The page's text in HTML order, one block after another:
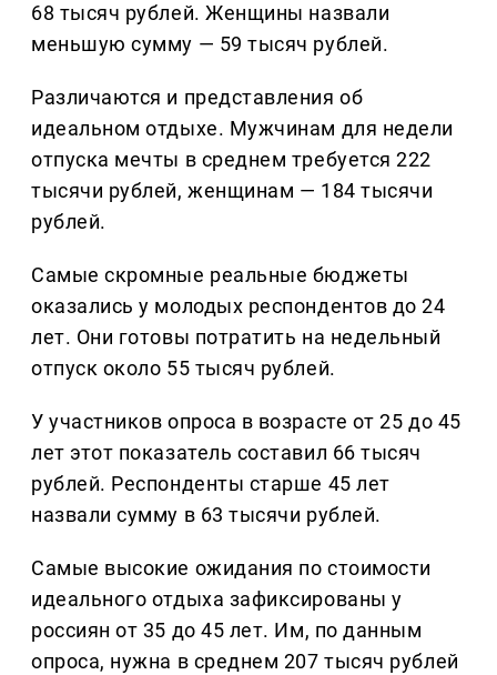
68 тысяч рублей. Женщины назвали
меньшую сумму — 59 тысяч рублей.
Различаются и представления об
идеальном отдыхе. Мужчинам для недели
отпуска мечты в среднем требуется 222
тысячи рублей, женщинам — 184 тысячи
рублей.
Самые скромные реальные бюджеты
оказались у молодых респондентов до 24
лет. Они готовы потратить на недельный
отпуск около 55 тысяч рублей.
У участников опроса в возрасте от 25 до 45
лет этот показатель составил 66 тысяч
рублей. Респонденты старше 45 лет
назвали сумму в 63 тысячи рублей.
Самые высокие ожидания по стоимости
идеального отдыха зафиксированы у
россиян от 35 до 45 лет. Им, по данным
опроса, нужна в среднем 207 тысяч рублей